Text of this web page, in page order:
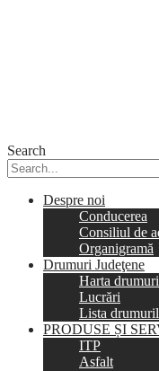
Search
Despre noi
Conducerea
Consiliul de
Organigramă
Drumuri Judeţene
Harta
Lucrări
Lista
PRODUSE ȘI
ITP
Asfalt